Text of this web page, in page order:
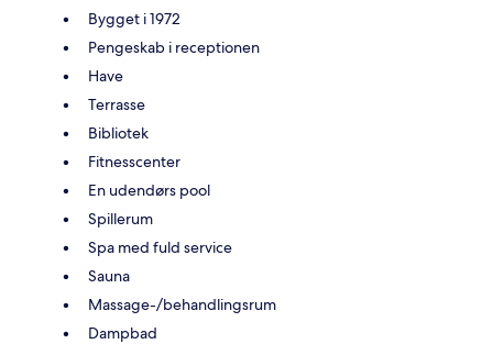
Bygget i 1972
Pengeskab i receptionen
Have
Terrasse
Bibliotek
Fitnesscenter
En udendørs pool
Spillerum
Spa med fuld service
Sauna
Massage-/behandlingsrum
Dampbad